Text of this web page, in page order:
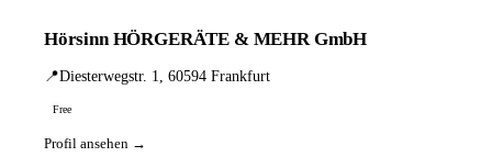
Hörsinn HÖRGERÄTE & MEHR GmbH
📍Diesterwegstr. 1, 60594 Frankfurt
Free
Profil ansehen →